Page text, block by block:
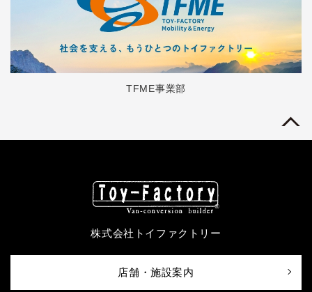
TFME事業部
株式会社トイファクトリー
店舗・施設案内